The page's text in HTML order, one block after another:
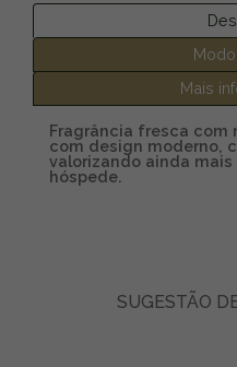
Mais
Fragrância fresca com
com design moderno,
valorizando ainda
hóspede.
SUGESTÃO